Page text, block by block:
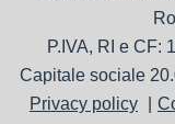
P.IVA, RI e CF:
Capitale sociale
Privacy policy